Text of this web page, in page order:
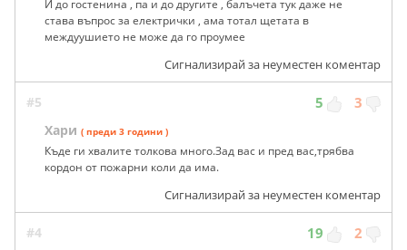
И до гостенина , па и до другите , балъчета тук даже не
става въпрос за електрички , ама тотал щетата в
междуушието не може да го проумее
Сигнализирай за неуместен коментар
#5 5 3
Хари ( преди 3 години )
Къде ги хвалите толкова много.Зад вас и пред вас,трябва
кордон от пожарни коли да има.
Сигнализирай за неуместен коментар
#4 19 2